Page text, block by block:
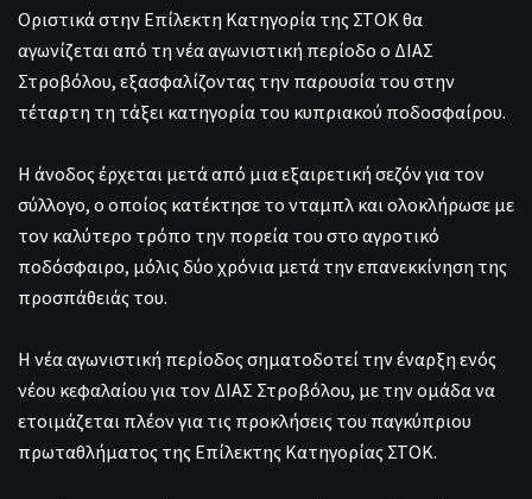
Οριστικά στην Επίλεκτη Κατηγορία της ΣΤΟΚ θα
αγωνίζεται από τη νέα αγωνιστική περίοδο ο ΔΙΑΣ
Στροβόλου, εξασφαλίζοντας την παρουσία του στην
τέταρτη τη τάξει κατηγορία του κυπριακού ποδοσφαίρου.
Η άνοδος έρχεται μετά από μια εξαιρετική σεζόν για τον
σύλλογο, ο οποίος κατέκτησε το νταμπλ και ολοκλήρωσε με
τον καλύτερο τρόπο την πορεία του στο αγροτικό
ποδόσφαιρο, μόλις δύο χρόνια μετά την επανεκκίνηση της
προσπάθειάς του.
Η νέα αγωνιστική περίοδος σηματοδοτεί την έναρξη ενός
νέου κεφαλαίου για τον ΔΙΑΣ Στροβόλου, με την ομάδα να
ετοιμάζεται πλέον για τις προκλήσεις του παγκύπριου
πρωταθλήματος της Επίλεκτης Κατηγορίας ΣΤΟΚ.